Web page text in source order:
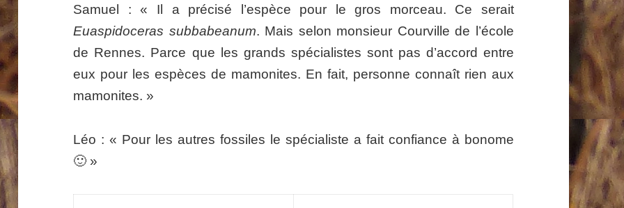
Samuel : « Il a précisé l’espèce pour le gros morceau. Ce serait
Euaspidoceras subbabeanum. Mais selon monsieur Courville de l’école
de Rennes. Parce que les grands spécialistes sont pas d’accord entre
eux pour les espèces de mamonites. En fait, personne connaît rien aux
mamonites. »
Léo : « Pour les autres fossiles le spécialiste a fait confiance à bonome
🙂 »